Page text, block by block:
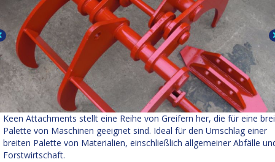
Keen Attachments stellt eine Reihe von Greifern her, die für eine
Palette von Maschinen geeignet sind. Ideal für den Umschlag einer
breiten Palette von Materialien, einschließlich allgemeiner Abfälle
Forstwirtschaft.